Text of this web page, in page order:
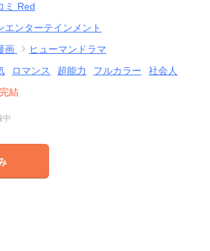
ミ Red
エンターテインメント
画
ヒューマンドラマ
ロマンス 超能力 フルカラー
社会人
完結
中